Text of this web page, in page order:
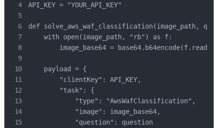
API_KEY = "YOUR_API_KEY"
def solve_aws_waf_classification(image_path,
    with open(image_path, "rb") as f:
image_base64 =
    payload = {
        "clientKey": API_KEY,
        "task": {
            "type": "AwsWafClassification",
            "image": image_base64,
            "question": question